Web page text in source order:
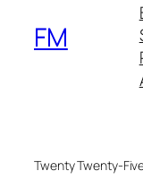
FM
Twenty Twenty-